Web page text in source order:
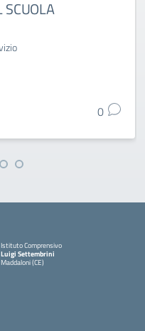
0
Istituto Comprensivo
Luigi Settembrini
Maddaloni (CE)